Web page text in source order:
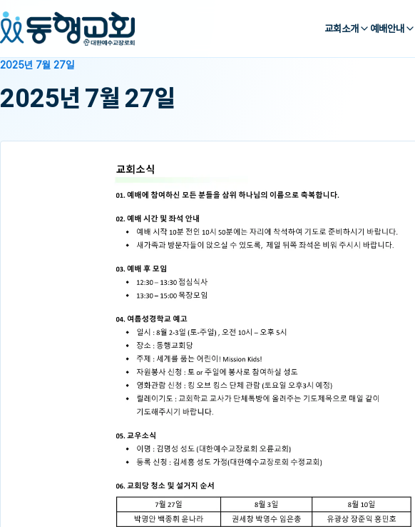
교회소개 예배안내
2025년 7월 27일
2025년 7월 27일